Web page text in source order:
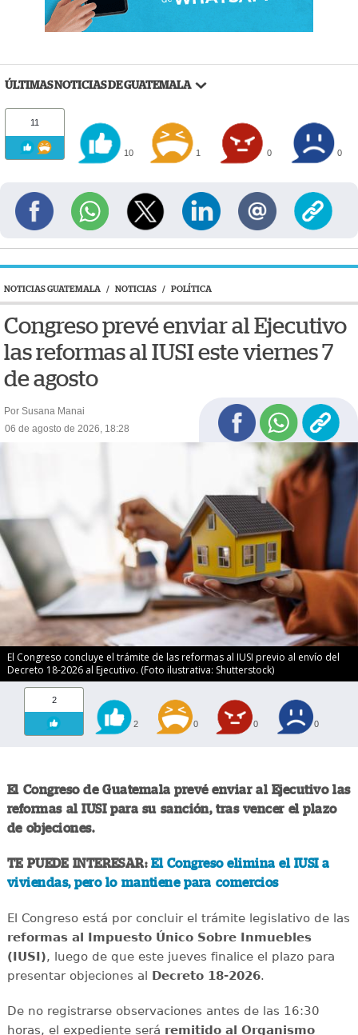
ÚLTIMAS NOTICIAS DE GUATEMALA
11
10 1 0 0
NOTICIAS GUATEMALA / NOTICIAS / POLÍTICA
Congreso prevé enviar al Ejecutivo
las reformas al IUSI este viernes 7
de agosto
Por Susana Manai
06 de agosto de 2026, 18:28
El Congreso concluye el trámite de las reformas al IUSI previo al envío del
Decreto 18-2026 al Ejecutivo. (Foto ilustrativa: Shutterstock)
2
2 0 0 0
El Congreso de Guatemala prevé enviar al Ejecutivo las
reformas al IUSI para su sanción, tras vencer el plazo
de objeciones.
TE PUEDE INTERESAR:El Congreso elimina el IUSI a
viviendas, pero lo mantiene para comercios
El Congreso está por concluir el trámite legislativo de las
reformas al Impuesto Único Sobre Inmuebles
(IUSI), luego de que este jueves finalice el plazo para
presentar objeciones al Decreto 18-2026.
De no registrarse observaciones antes de las 16:30
horas, el expediente será remitido al Organismo